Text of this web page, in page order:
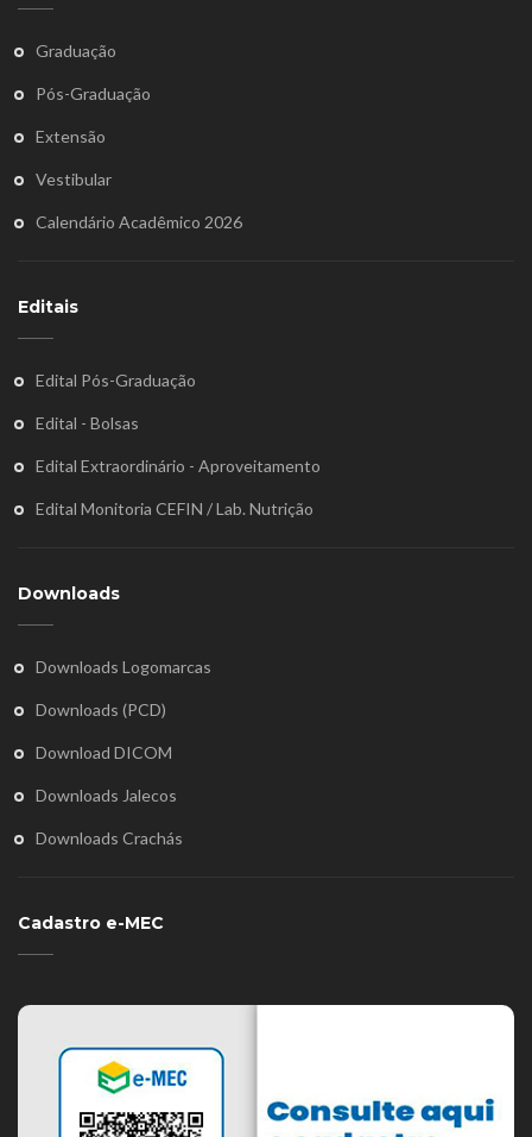
Graduação
Pós-Graduação
Extensão
Vestibular
Calendário Acadêmico 2026
Editais
Edital Pós-Graduação
Edital - Bolsas
Edital Extraordinário - Aproveitamento
Edital Monitoria CEFIN / Lab. Nutrição
Downloads
Downloads Logomarcas
Downloads (PCD)
Download DICOM
Downloads Jalecos
Downloads Crachás
Cadastro e-MEC